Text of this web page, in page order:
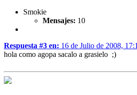
Smokie
Mensajes: 10
Respuesta #3 en: 16 de Julio de 2008,
hola como agopa sacalo a grasielo ;)